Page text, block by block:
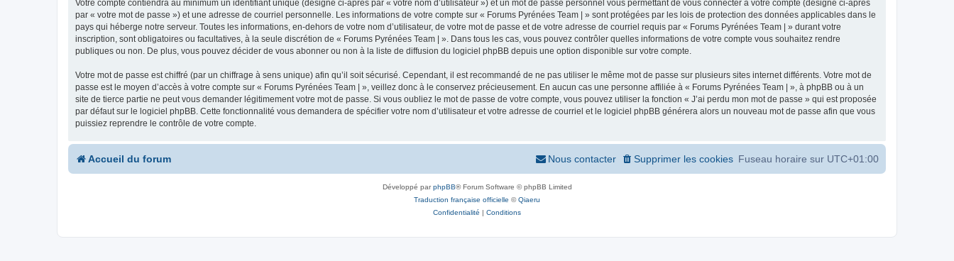
Votre compte contiendra au minimum un identifiant unique (désigné ci-après par « votre nom d’utilisateur ») et un mot de passe personnel vous permettant de vous connecter à votre compte (désigné ci-après
par « votre mot de passe ») et une adresse de courriel personnelle. Les informations de votre compte sur « Forums Pyrénées Team | » sont protégées par les lois de protection des données applicables dans le
pays qui héberge notre serveur. Toutes les informations, en-dehors de votre nom d’utilisateur, de votre mot de passe et de votre adresse de courriel requis par « Forums Pyrénées Team | » durant votre
inscription, sont obligatoires ou facultatives, à la seule discrétion de « Forums Pyrénées Team | ». Dans tous les cas, vous pouvez contrôler quelles informations de votre compte vous souhaitez rendre
publiques ou non. De plus, vous pouvez décider de vous abonner ou non à la liste de diffusion du logiciel phpBB depuis une option disponible sur votre compte.
Votre mot de passe est chiffré (par un chiffrage à sens unique) afin qu’il soit sécurisé. Cependant, il est recommandé de ne pas utiliser le même mot de passe sur plusieurs sites internet différents. Votre mot de
passe est le moyen d’accès à votre compte sur « Forums Pyrénées Team | », veillez donc à le conservez précieusement. En aucun cas une personne affiliée à « Forums Pyrénées Team | », à phpBB ou à un
site de tierce partie ne peut vous demander légitimement votre mot de passe. Si vous oubliez le mot de passe de votre compte, vous pouvez utiliser la fonction « J’ai perdu mon mot de passe » qui est proposée
par défaut sur le logiciel phpBB. Cette fonctionnalité vous demandera de spécifier votre nom d’utilisateur et votre adresse de courriel et le logiciel phpBB générera alors un nouveau mot de passe afin que vous
puissiez reprendre le contrôle de votre compte.
Accueil du forum Fuseau horaire sur UTC+01:00
Supprimer les cookies
Nous contacter
Développé parphpBB® Forum Software © phpBB Limited
Traduction française officielle ©Qiaeru
Confidentialité | Conditions